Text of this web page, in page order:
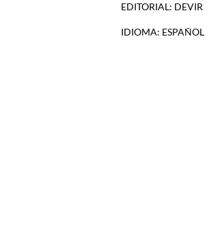
EDITORIAL: DEVIR
IDIOMA: ESPAÑOL